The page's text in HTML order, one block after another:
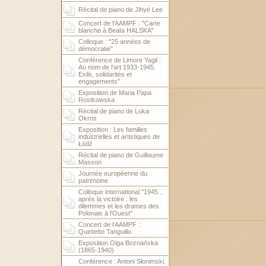
Récital de piano de Jihyé Lee
Concert de l'AAMPF : "Carte
blanche à Beata HALSKA"
Colloque : "25 années de
démocratie"
Conférence de Limore Yagil :
Au nom de l'art 1933-1945.
Exils, solidarités et
engagements"
Exposition de Maria Papa
Rostkowska
Récital de piano de Luka
Okros
Exposition : Les familles
industrielles et artistiques de
Łódź
Récital de piano de Guillaume
Masson
Journée européenne du
patrimoine
Colloque international "1945...
après la victoire : les
dilemmes et les drames des
Polonais à l'Ouest"
Concert de l'AAMPF :
Quintetto Tanguillo
Exposition Olga Boznańska
(1865-1940)
Conférence : Antoni Słonimski,